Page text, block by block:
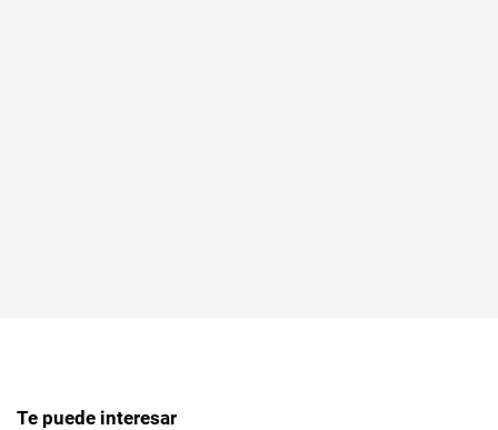
Te puede interesar